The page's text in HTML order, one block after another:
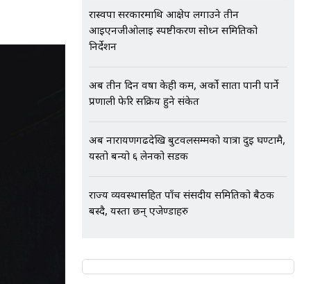
रास्वपा सरकारमाथि आक्षेप लगाउने तीन
आईएनजीओलाई स्पष्टीकरण सोध्न समितिको
निर्देशन
अब तीन दिन वर्षा केही कम, अर्को साता पानी पार्ने
प्रणाली फेरि सक्रिय हुने संकेत
अब नारायणगढदेखि बुटवलसम्मको यात्रा दुई घण्टामै,
यस्तो बन्यो ६ लेनको सडक
राज्य व्यवस्थासहित पाँच संसदीय समितिको बैठक
बस्दै, यस्ता छन् एजेण्डाहरु